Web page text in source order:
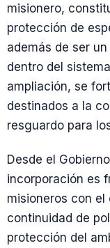
misionero,
protección de
además de ser
dentro del
ampliación, se
destinados a la
resguardo para
Desde el
incorporación es
misioneros con
continuidad de
protección del